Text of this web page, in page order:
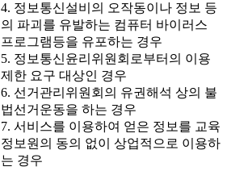
4. 정보통신설비의 오작동이나 정보 등
의 파괴를 유발하는 컴퓨터 바이러스
프로그램등을 유포하는 경우
5. 정보통신윤리위원회로부터의 이용
제한 요구 대상인 경우
6. 선거관리위원회의 유권해석 상의 불
법선거운동을 하는 경우
7. 서비스를 이용하여 얻은 정보를 교육
정보원의 동의 없이 상업적으로 이용하
는 경우